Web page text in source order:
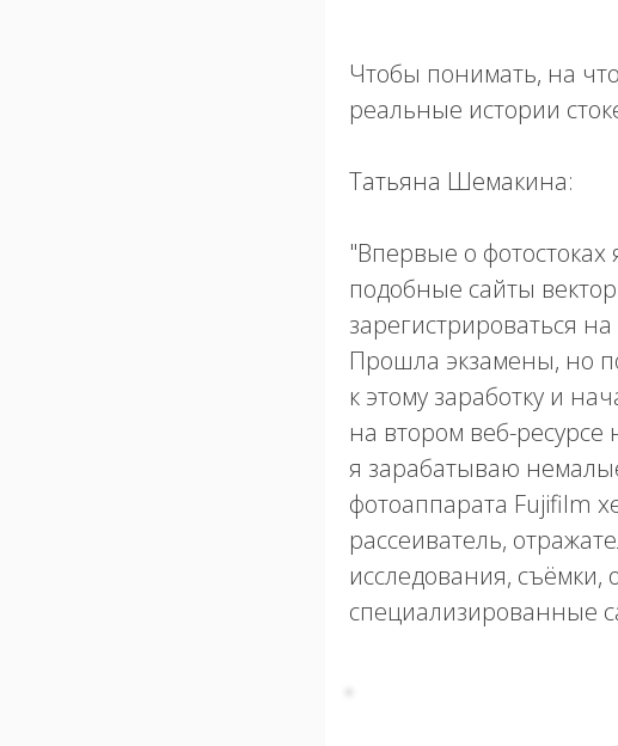
Чтобы понимать, на
реальные истории
Татьяна Шемакина:
"Впервые о
подобные сайты
зарегистрироваться
Прошла экзамены, но
к этому заработку и
на втором веб-ресурсе
я зарабатываю
фотоаппарата Fujifilm
рассеиватель,
исследования, съёмки,
специализированные